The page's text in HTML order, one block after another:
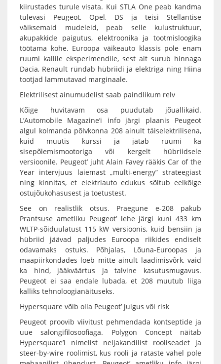
kiirustades turule visata. Kui STLA One peab kandma
tulevasi Peugeot, Opel, DS ja teisi Stellantise
väiksemaid mudeleid, peab selle kulustruktuur,
akupakkide paigutus, elektroonika ja tootmisloogika
töötama kohe. Euroopa väikeauto klassis pole enam
ruumi kallile eksperimendile, sest alt surub hinnaga
Dacia, Renault ründab hübriidi ja elektriga ning Hiina
tootjad lammutavad marginaale.
Elektrilisest ainumudelist saab paindlikum relv
Kõige huvitavam osa puudutab jõuallikaid.
L’Automobile Magazine’i info järgi plaanis Peugeot
algul kolmanda põlvkonna 208 ainult täiselektrilisena,
kuid muutis kurssi ja jätab ruumi ka
sisepõlemismootoriga või kergelt hübriidsele
versioonile. Peugeot’ juht Alain Favey rääkis Car of the
Year intervjuus laiemast „multi-energy” strateegiast
ning kinnitas, et elektriauto edukus sõltub eelkõige
ostujõukohasusest ja toetustest.
See on realistlik otsus. Praegune e-208 pakub
Prantsuse ametliku Peugeot’ lehe järgi kuni 433 km
WLTP-sõiduulatust 115 kW versioonis, kuid bensiin ja
hübriid jäävad paljudes Euroopa riikides endiselt
odavamaks ostuks. Põhjalas, Lõuna-Euroopas ja
maapiirkondades loeb mitte ainult laadimisvõrk, vaid
ka hind, jääkväärtus ja talvine kasutusmugavus.
Peugeot ei saa endale lubada, et 208 muutub liiga
kalliks tehnoloogianäituseks.
Hypersquare võib olla Peugeot’ julgus või risk
Peugeot proovib viivitust pehmendada kontseptide ja
uue salongifilosoofiaga. Polygon Concept näitab
Hypersquare’i nimelist neljakandilist rooliseadet ja
steer-by-wire roolimist, kus rooli ja rataste vahel pole